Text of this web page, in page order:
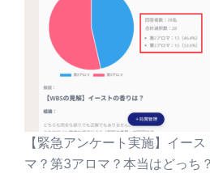
【緊急アンケート実施】イー
マ？第3アロマ？本当はどっち？